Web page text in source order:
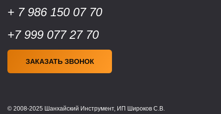
+ 7 986 150 07 70
+7 999 077 27 70
ЗАКАЗАТЬ ЗВОНОК
© 2008-2025 Шанхайский Инструмент, ИП Широков С.В.